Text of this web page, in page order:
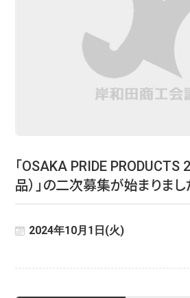
「OSAKA PRIDE PRODUCTS
品）」の二次募集が始まりまし
2024年10月1日(火)